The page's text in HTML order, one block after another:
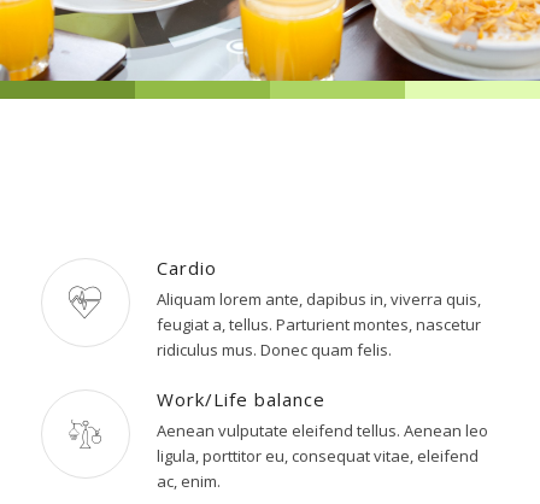
Cardio
Aliquam lorem ante, dapibus in, viverra quis,
feugiat a, tellus. Parturient montes, nascetur
ridiculus mus. Donec quam felis.
Work/Life balance
Aenean vulputate eleifend tellus. Aenean leo
ligula, porttitor eu, consequat vitae, eleifend
ac, enim.